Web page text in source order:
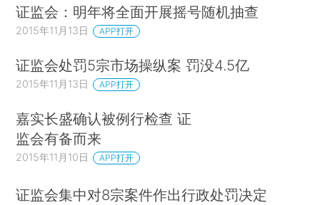
证监会：明年将全面开展摇号随机抽查
2015年11月13日 APP打开
证监会处罚5宗市场操纵案 罚没4.5亿
2015年11月13日 APP打开
嘉实长盛确认被例行检查 证
监会有备而来
2015年11月10日 APP打开
证监会集中对8宗案件作出行政处罚决定